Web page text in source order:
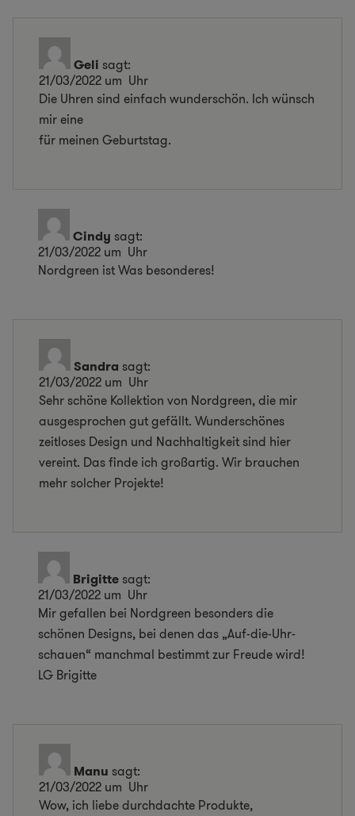
Geli sagt:
21/03/2022 um Uhr
Die Uhren sind einfach wunderschön. Ich wünsch
mir eine
für meinen Geburtstag.
Cindy sagt:
21/03/2022 um Uhr
Nordgreen ist Was besonderes!
Sandra sagt:
21/03/2022 um Uhr
Sehr schöne Kollektion von Nordgreen, die mir
ausgesprochen gut gefällt. Wunderschönes
zeitloses Design und Nachhaltigkeit sind hier
vereint. Das finde ich großartig. Wir brauchen
mehr solcher Projekte!
Brigittesagt:
21/03/2022 um Uhr
Mir gefallen bei Nordgreen besonders die
schönen Designs, bei denen das „Auf-die-Uhr-
schauen“ manchmal bestimmt zur Freude wird!
LG Brigitte
Manu sagt:
21/03/2022 um Uhr
Wow, ich liebe durchdachte Produkte,